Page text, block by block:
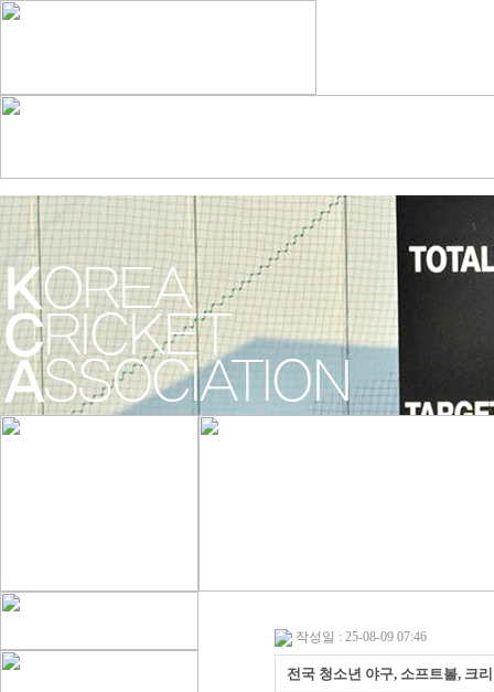
작성일 : 25-08-09 07:46
전국 청소년 야구, 소프트볼, 크